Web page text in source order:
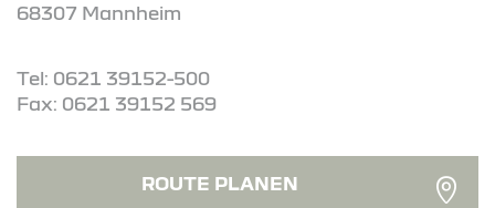
68307 Mannheim
Tel: 0621 39152-500
Fax: 0621 39152 569
ROUTE PLANEN